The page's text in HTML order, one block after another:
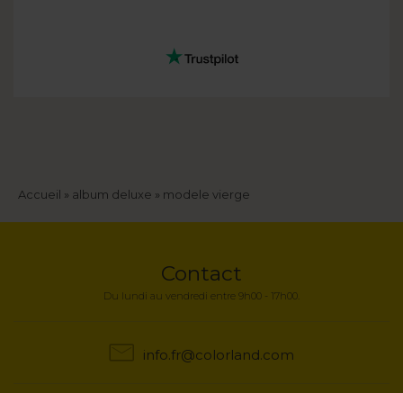
Fil
Accueil album deluxe modele vierge
Contact
Du lundi au vendredi entre 9h00 - 17h00.
info.fr@colorland.com